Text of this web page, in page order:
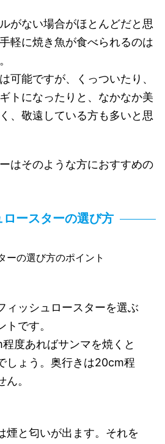
がない場合がほとんどだと思
軽に焼き魚が食べられるのは
可能ですが、くっついたり、
トになったりと、なかなか美
、敬遠している方も多いと思
はそのような方におすすめの
ロースターの選び方
ーの選び方のポイント
ィッシュロースターを選ぶ
です。
度あればサンマを焼くと
しょう。奥行きは20cm程
。
煙と匂いが出ます。それを